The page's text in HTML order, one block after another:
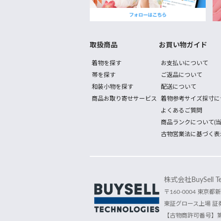
取扱商品
着物を探す
帯を探す
和装小物を探す
商品お取り寄せサービス
お買い物ガイド
お支払いについて
ご返品について
配送について
着物参考サイズ採寸
よくあるご質問
商品ランクについて(
古物営業法に基づく表
株式会社BuySell
〒160-0004 東京都
東証グロース上場 証
【古物商許可番号